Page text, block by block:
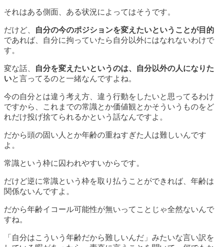
それはある側面、ある状況によってはそうです。
だけど、
自分の今のポジションを変えたいということが目的
であれば、自分に拘っていたら自分以外にはなれないわけで
す。
変な話、
自分を変えたいというのは、自分以外の人になりた
いと言ってるのと一緒なんですよね。
今の自分とは違う考え方、違う行動をしたいと思ってるわけ
ですから、これまでの常識とか価値観とかそういうものをど
れだけ投げ捨てられるかという話なんですよ。
だから頭の固い人とか年齢の重ねすぎた人は難しいんです
よ。
常識という枠に囚われやすいからです。
だけど逆に常識という枠を取り払うことができれば、年齢は
関係ないんですよ。
だから年齢イコール可能性が無いってことじゃ全然ないんで
すね。
「自分はこういう年齢だから難しいんだ」みたいな言い訳を